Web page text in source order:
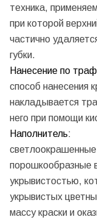
техника,
при которой
частично
губки.
Нанесение по
способ нанесения
накладывается
него при помощи
Наполнитель:
порошкообразные
укрывистостью,
укрывистых
массу краски и